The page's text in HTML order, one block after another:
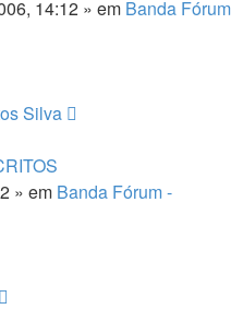
14:12 » em Banda Fórum
Silva
» em Banda Fórum -